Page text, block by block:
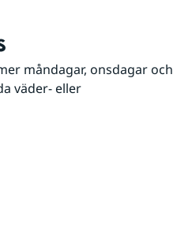
måndagar, onsdagar och
väder- eller